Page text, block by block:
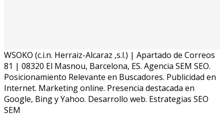
WSOKO (c.i.n. Herraiz-Alcaraz ,s.l.) | Apartado de Correos
81 | 08320 El Masnou, Barcelona, ES. Agencia SEM SEO.
Posicionamiento Relevante en Buscadores. Publicidad en
Internet. Marketing online. Presencia destacada en
Google, Bing y Yahoo. Desarrollo web. Estrategias SEO
SEM